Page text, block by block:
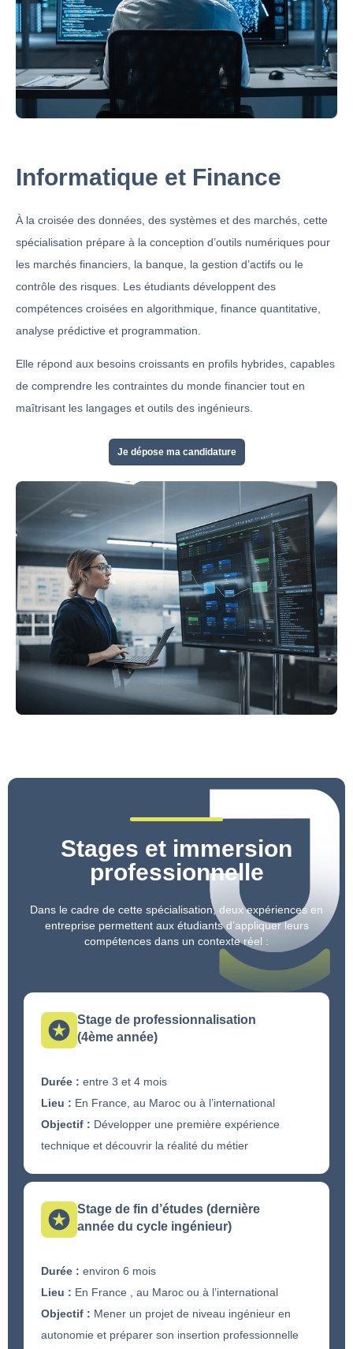
Informatique et Finance
À la croisée des données, des systèmes et des marchés, cette
spécialisation prépare à la conception d’outils numériques pour
les marchés financiers, la banque, la gestion d’actifs ou le
contrôle des risques. Les étudiants développent des
compétences croisées en algorithmique, finance quantitative,
analyse prédictive et programmation.
Elle répond aux besoins croissants en profils hybrides, capables
de comprendre les contraintes du monde financier tout en
maîtrisant les langages et outils des ingénieurs.
Je dépose ma candidature
Stages et immersion
professionnelle
Dans le cadre de cette spécialisation, deux expériences en
entreprise permettent aux étudiants d’appliquer leurs
compétences dans un contexte réel :
Stage de professionnalisation
(4ème année)
Durée : entre 3 et 4 mois
Lieu : En France, au Maroc ou à l’international
Objectif : Développer une première expérience
technique et découvrir la réalité du métier
Stage de fin d’études (dernière
année du cycle ingénieur)
Durée : environ 6 mois
Lieu : En France , au Maroc ou à l’international
Objectif : Mener un projet de niveau ingénieur en
autonomie et préparer son insertion professionnelle